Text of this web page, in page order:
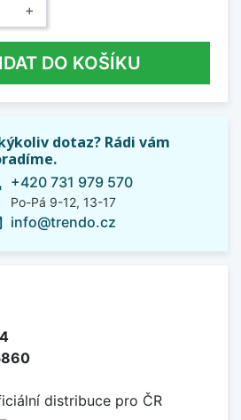
+
DO KOŠÍKU
dotaz? Rádi vám
+420 731 979 570
Po-Pá 9-12, 13-17
info@trendo.cz
distribuce pro ČR